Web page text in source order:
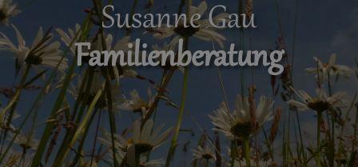
Susanne Gau
Familienberatung